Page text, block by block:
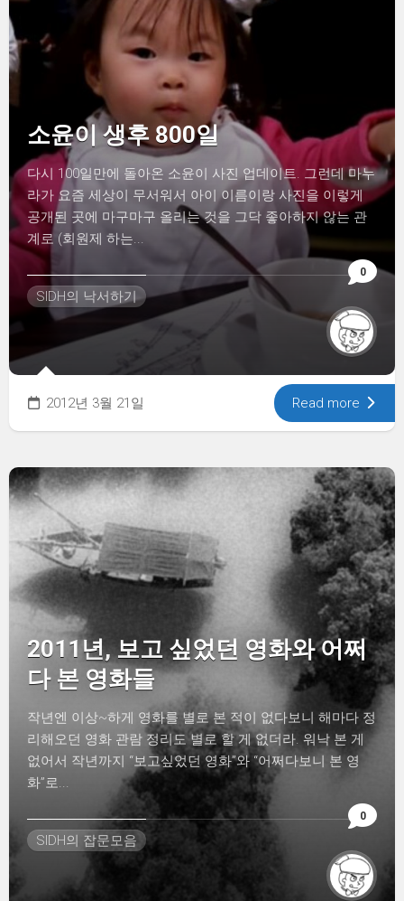
0
소윤이 생후 800일
다시 100일만에 돌아온 소윤이 사진 업데이트. 그런데 마누
라가 요즘 세상이 무서워서 아이 이름이랑 사진을 이렇게
공개된 곳에 마구마구 올리는 것을 그닥 좋아하지 않는 관
계로 (회원제 하는...
SIDH의 낙서하기
2012년 3월 21일 Read more
0
2011년, 보고 싶었던 영화와 어쩌
다 본 영화들
작년엔 이상~하게 영화를 별로 본 적이 없다보니 해마다 정
리해오던 영화 관람 정리도 별로 할 게 없더라. 워낙 본 게
없어서 작년까지 “보고싶었던 영화”와 “어쩌다보니 본 영
화”로...
SIDH의 잡문모음